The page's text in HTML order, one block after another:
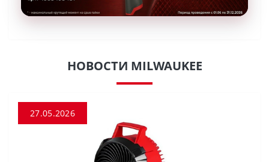
НОВОСТИ MILWAUKEE
27.05.2026